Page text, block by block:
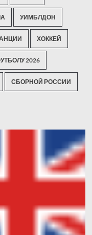
УИМБЛДОН
ХОККЕЙ
2026
СБОРНОЙ РОССИИ